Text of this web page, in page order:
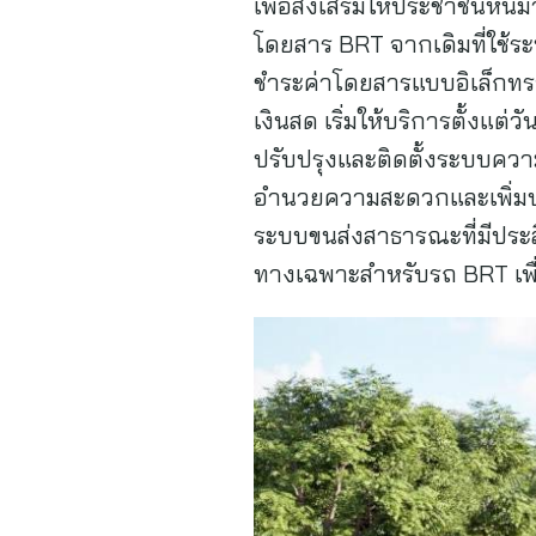
โดยสาร BRT จากเดิมที่ใช้
ชำระค่าโดยสารแบบอิเล็ก
เงินสด เริ่มให้บริการตั้งแต่
ปรับปรุงและติดตั้งระบบคว
อำนวยความสะดวกและเพิ่
ระบบขนส่งสาธารณะที่มีปร
ทางเฉพาะสำหรับรถ BRT